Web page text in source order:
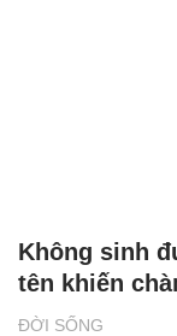
ĐỜI SỐNG
Không sinh
tên khiến